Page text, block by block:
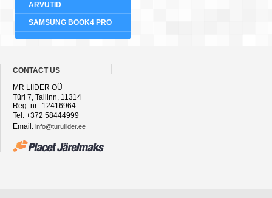
ARVUTID
SAMSUNG BOOK4 PRO
CONTACT US
MR LIIDER OÜ
Türi 7, Tallinn, 11314
Reg. nr.: 12416964
Tel: +372 58444999
Email: info@turuliider.ee